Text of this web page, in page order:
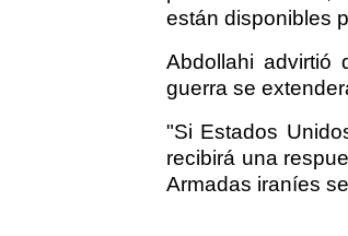
están disponibles
Abdollahi advirtió
guerra se
"Si Estados
recibirá una
Armadas iraníes